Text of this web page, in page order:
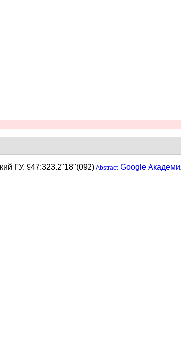
ГУ. 947:323.2"18"(092) Abstract Google